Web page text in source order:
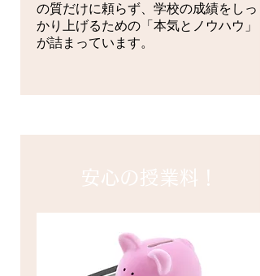
の質だけに頼らず、学校の成績をしっ
かり上げるための「本気とノウハウ」
が詰まっています。
安心の授業料！